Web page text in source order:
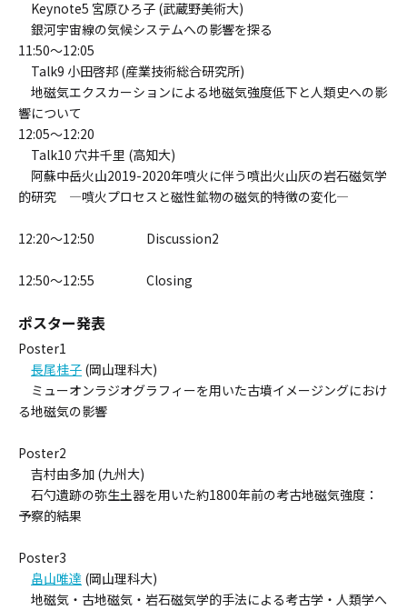
Keynote5 宮原ひろ子 (武蔵野美術大)
銀河宇宙線の気候システムへの影響を探る
11:50～12:05
Talk9 小田啓邦 (産業技術総合研究所)
地磁気エクスカーションによる地磁気強度低下と人類史への影
響について
12:05～12:20
Talk10 穴井千里 (高知大)
阿蘇中岳火山2019-2020年噴火に伴う噴出火山灰の岩石磁気学
的研究 ―噴火プロセスと磁性鉱物の磁気的特徴の変化―
12:20～12:50 Discussion2
12:50～12:55 Closing
ポスター発表
Poster1
長尾桂子 (岡山理科大)
ミューオンラジオグラフィーを用いた古墳イメージングにおけ
る地磁気の影響
Poster2
吉村由多加 (九州大)
石勺遺跡の弥生土器を用いた約1800年前の考古地磁気強度：
予察的結果
Poster3
畠山唯達 (岡山理科大)
地磁気・古地磁気・岩石磁気学的手法による考古学・人類学へ